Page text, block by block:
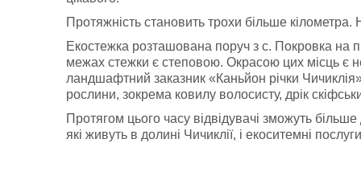
Протяжність становить трохи більше
Екостежка розташована поруч з с. Покровка на
межах стежки є степовою. Окрасою цих місць є
ландшафтний заказник «Каньйон річки
рослини, зокрема ковилу волосисту, дрік
Протягом цього часу відвідувачі зможуть
які живуть в долині Чичиклії, і екоситемні